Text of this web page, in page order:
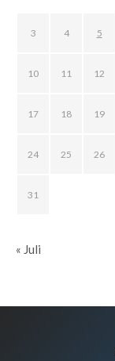
3 4 5
10 11 12
17 18 19
24 25 26
31
« Juli